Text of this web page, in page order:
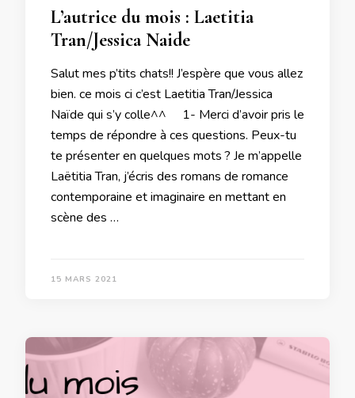
L’autrice du mois : Laetitia
Tran/Jessica Naide
Salut mes p’tits chats!! J’espère que vous allez
bien. ce mois ci c’est Laetitia Tran/Jessica
Naïde qui s’y colle^^ 1- Merci d’avoir pris le
temps de répondre à ces questions. Peux-tu
te présenter en quelques mots ? Je m’appelle
Laëtitia Tran, j’écris des romans de romance
contemporaine et imaginaire en mettant en
scène des …
15 MARS 2021